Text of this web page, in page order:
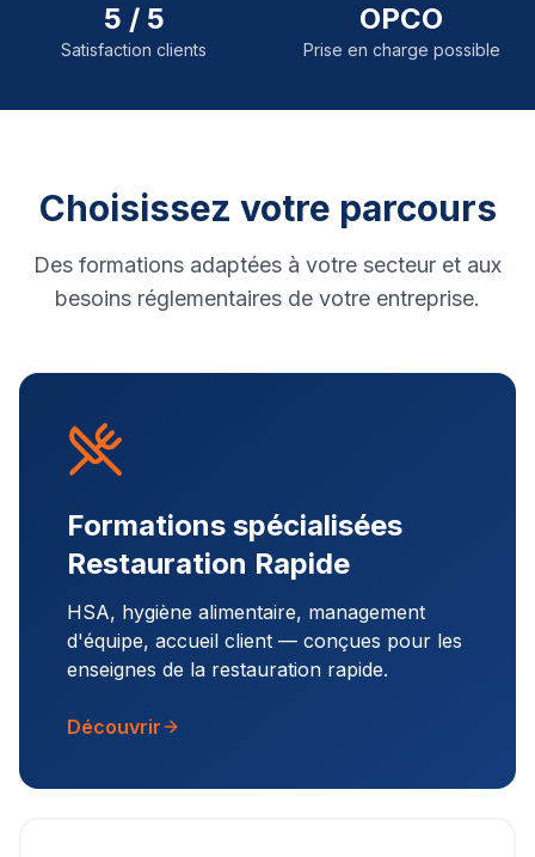
5 / 5
Satisfaction clients
OPCO
Prise en charge possible
Choisissez votre parcours
Des formations adaptées à votre secteur et aux
besoins réglementaires de votre entreprise.
Formations spécialisées
Restauration Rapide
HSA, hygiène alimentaire, management
d'équipe, accueil client — conçues pour les
enseignes de la restauration rapide.
Découvrir